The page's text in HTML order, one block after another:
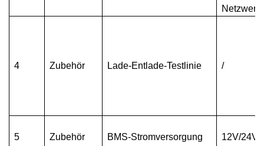
4 Zubehör Lade-Entlade-Testlinie /
5 Zubehör BMS-Stromversorgung 12V/24V